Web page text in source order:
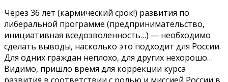
Через 36 лет (кармический срок!) развития по
либеральной программе (предпринимательство,
инициативная вседозволенность…) — необходимо
сделать выводы, насколько это подходит для России.
Для одних граждан неплохо, для других нехорошо…
Видимо, пришло время для коррекции курса